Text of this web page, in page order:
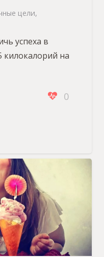
цели,
успеха в
килокалорий на
0